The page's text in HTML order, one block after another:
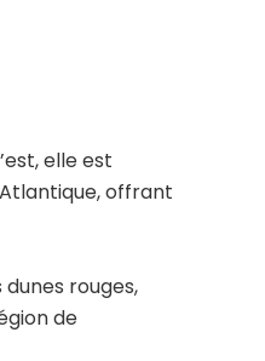
elle est
offrant
rouges,
de